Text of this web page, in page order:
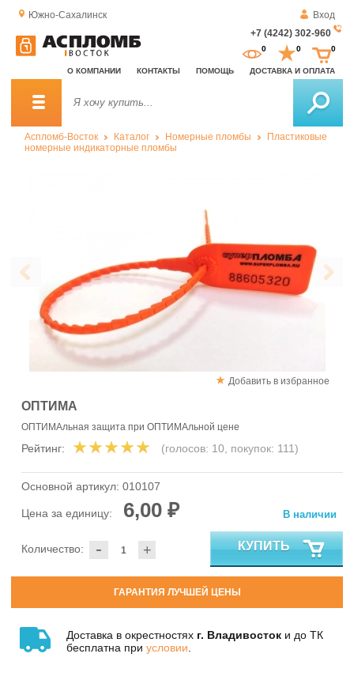
Южно-Сахалинск
Вход
+7 (4242) 302-960
О КОМПАНИИ КОНТАКТЫ ПОМОЩЬ ДОСТАВКА И ОПЛАТА
0 0 0
Аспломб-Восток Каталог Номерные пломбы
Пластиковые
номерные индикаторные пломбы
Добавить в избранное
ОПТИМА
ОПТИМАльная защита при ОПТИМАльной цене
Рейтинг: (голосов: 10, покупок: 111)
Основной артикул: 010107
Цена за единицу: 6,00 ₽
- +
Количество:
В наличии
КУПИТЬ
ГАРАНТИЯ ЛУЧШЕЙ ЦЕНЫ
Доставка в окрестностях г. Владивосток и до ТК
бесплатна при условии